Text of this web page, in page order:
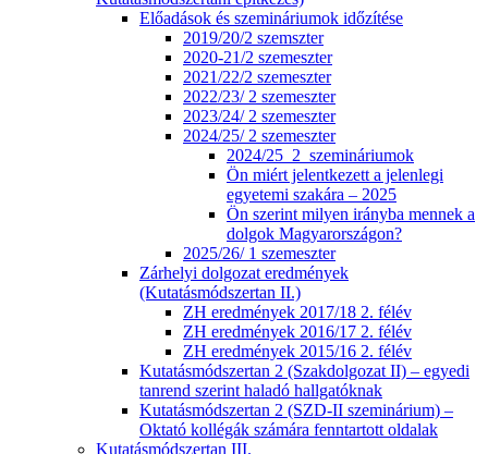
Előadások és szemináriumok időzítése
2019/20/2 szemszter
2020-21/2 szemeszter
2021/22/2 szemeszter
2022/23/ 2 szemeszter
2023/24/ 2 szemeszter
2024/25/ 2 szemeszter
2024/25_2_szemináriumok
Ön miért jelentkezett a jelenlegi
egyetemi szakára – 2025
Ön szerint milyen irányba mennek a
dolgok Magyarországon?
2025/26/ 1 szemeszter
Zárhelyi dolgozat eredmények
(Kutatásmódszertan II.)
ZH eredmények 2017/18 2. félév
ZH eredmények 2016/17 2. félév
ZH eredmények 2015/16 2. félév
Kutatásmódszertan 2 (Szakdolgozat II) – egyedi
tanrend szerint haladó hallgatóknak
Kutatásmódszertan 2 (SZD-II szeminárium) –
Oktató kollégák számára fenntartott oldalak
Kutatásmódszertan III.